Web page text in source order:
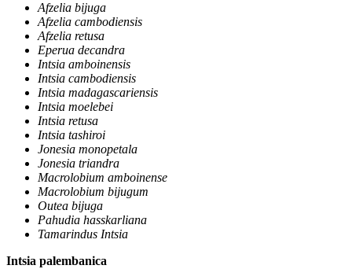
Afzelia bijuga
Afzelia cambodiensis
Afzelia retusa
Eperua decandra
Intsia amboinensis
Intsia cambodiensis
Intsia madagascariensis
Intsia moelebei
Intsia retusa
Intsia tashiroi
Jonesia monopetala
Jonesia triandra
Macrolobium amboinense
Macrolobium bijugum
Outea bijuga
Pahudia hasskarliana
Tamarindus Intsia
Intsia palembanica